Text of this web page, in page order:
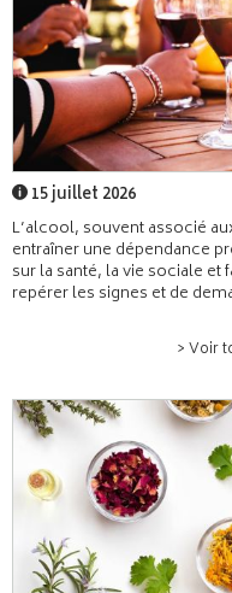
15 juillet 2026
L’alcool, souvent associé
entraîner une dépendance
sur la santé, la vie sociale et
repérer les signes et de
> Voir